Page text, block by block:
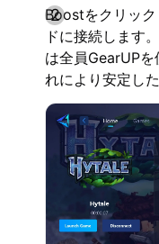
Boostをクリッ
ドに接続します
は全員GearUP
れにより安定し